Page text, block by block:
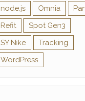
node.js
Omnia
Refit
Spot Gen3
SY Nike
Tracking
WordPress